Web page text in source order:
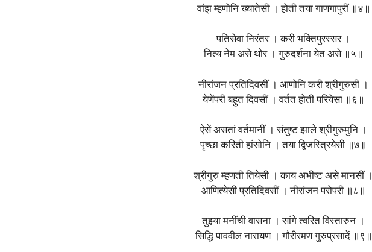
वांझ म्हणोनि ख्यातेसी । होती तया गाणगापुरीं ॥४॥
पतिसेवा निरंतर । करी भक्तिपुरस्सर ।
नित्य नेम असे थोर । गुरुदर्शना येत असे ॥५॥
नीरांजन प्रतिदिवसीं । आणोनि करी श्रीगुरुसी ।
येणेंपरी बहुत दिवसीं । वर्तत होती परियेसा ॥६॥
ऐसें असतां वर्तमानीं । संतुष्‍ट झाले श्रीगुरुमुनि ।
पृच्छा करिती हांसोनि । तया द्विजस्त्रियेसी ॥७॥
श्रीगुरु म्हणती तियेसी । काय अभीष्‍ट असे मानसीं ।
आणित्येसी प्रतिदिवसीं । नीरांजन परोपरी ॥८॥
तुझ्या मनींची वासना । सांगे त्वरित विस्तारुन ।
सिद्धि पाववील नारायण । गौरीरमण गुरुप्रसादें ॥९॥